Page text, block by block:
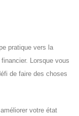
pratique vers la
Lorsque vous
de faire des choses
votre état